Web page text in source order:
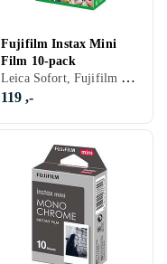
Fujifilm Instax Mini
Film 10-pack
Leica Sofort, Fujifilm Instax Mini, Farge
119 ,-